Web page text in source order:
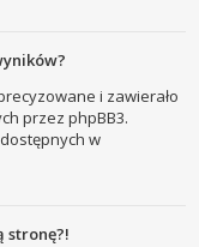
i zawierało
przez phpBB3.
w
stronę?!